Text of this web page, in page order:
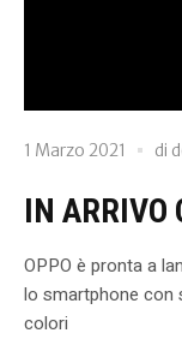
1 Marzo 2021 di
IN ARRIVO
OPPO è pronta a
lo smartphone con
colori